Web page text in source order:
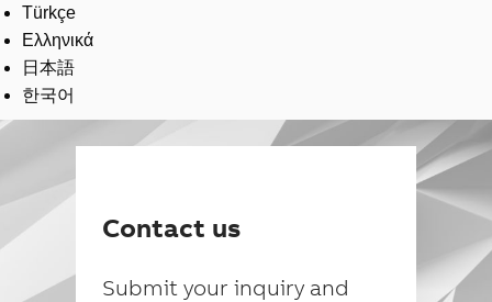
Türkçe
Ελληνικά
日本語
한국어
Contact us
Submit your inquiry and